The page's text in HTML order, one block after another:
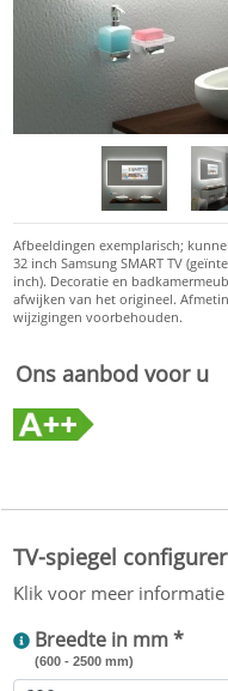
Ons aanbod voor u
Breedte in mm *
(600 - 2500 mm)